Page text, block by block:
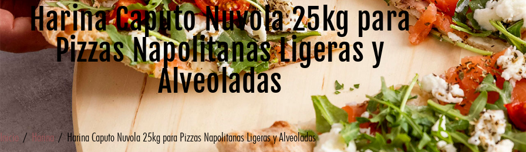
Harina Caputo Nuvola 25kg para
Pizzas Napolitanas Ligeras y
Alveoladas
Inicio /Harina/ Harina Caputo Nuvola 25kg para Pizzas Napolitanas Ligeras y Alveoladas